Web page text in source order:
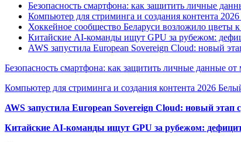
Безопасность смартфона: как защитить личные
Компьютер для стриминга и создания контента
Хоккейное сообщество Беларуси возложило
Китайские AI-команды ищут GPU за рубежом:
AWS запустила European Sovereign Cloud: новый
Безопасность смартфона: как защитить личные данные
Компьютер для стриминга и создания контента 2026
AWS запустила European Sovereign Cloud: новый этап
Китайские AI-команды ищут GPU за рубежом: